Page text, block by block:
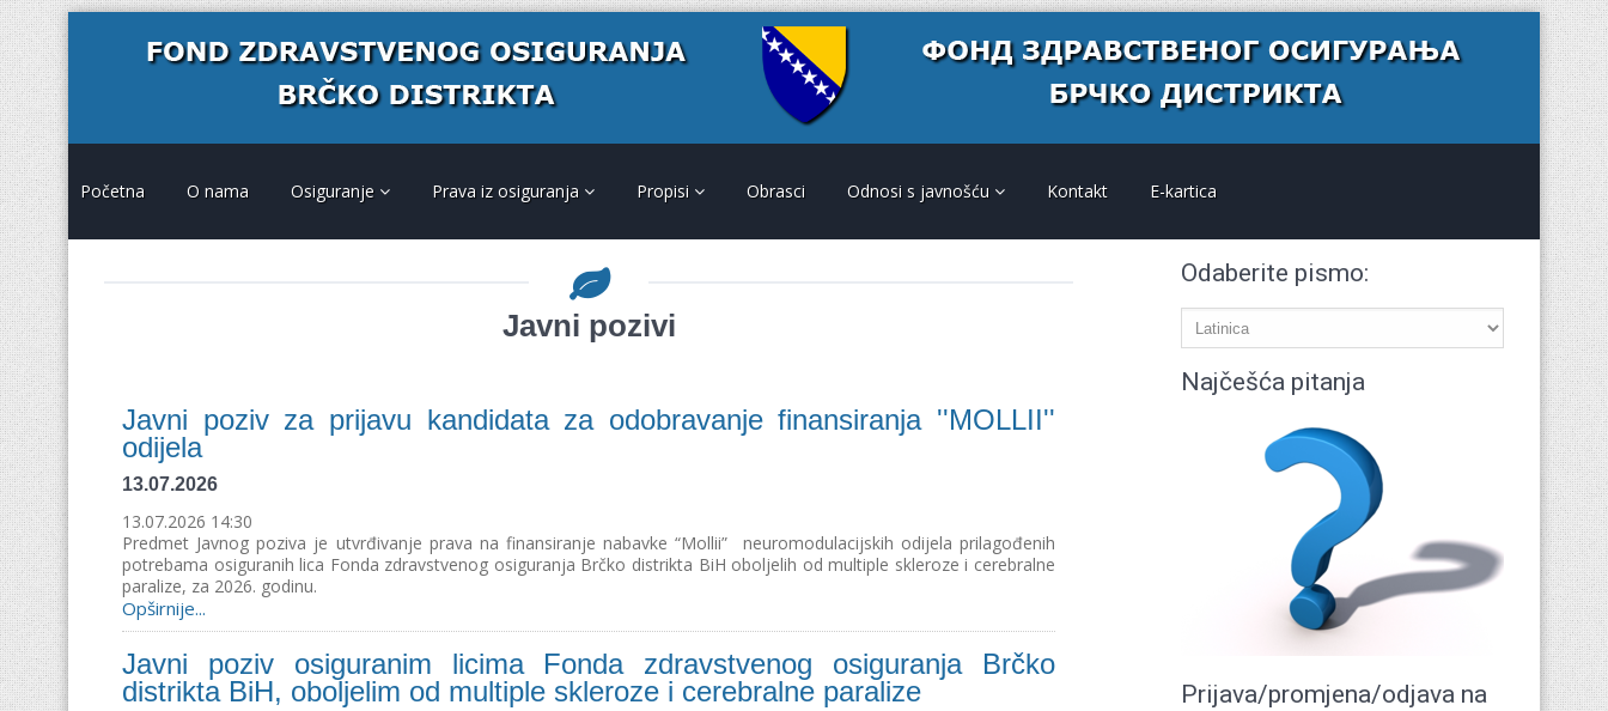
Početna O nama Osiguranje Prava iz osiguranja Propisi Obrasci Odnosi s javnošću Kontakt E-kartica
Javni pozivi
Javni poziv za prijavu kandidata za odobravanje finansiranja ''MOLLII''
odijela
13.07.2026
13.07.2026 14:30
Predmet Javnog poziva je utvrđivanje prava na finansiranje nabavke “Mollii” neuromodulacijskih odijela prilagođenih
potrebama osiguranih lica Fonda zdravstvenog osiguranja Brčko distrikta BiH oboljelih od multiple skleroze i cerebralne
paralize, za 2026. godinu.
Opširnije...
Javni poziv osiguranim licima Fonda zdravstvenog osiguranja Brčko
distrikta BiH, oboljelim od multiple skleroze i cerebralne paralize
Odaberite pismo:
Najčešća pitanja
Prijava/promjena/odjava na